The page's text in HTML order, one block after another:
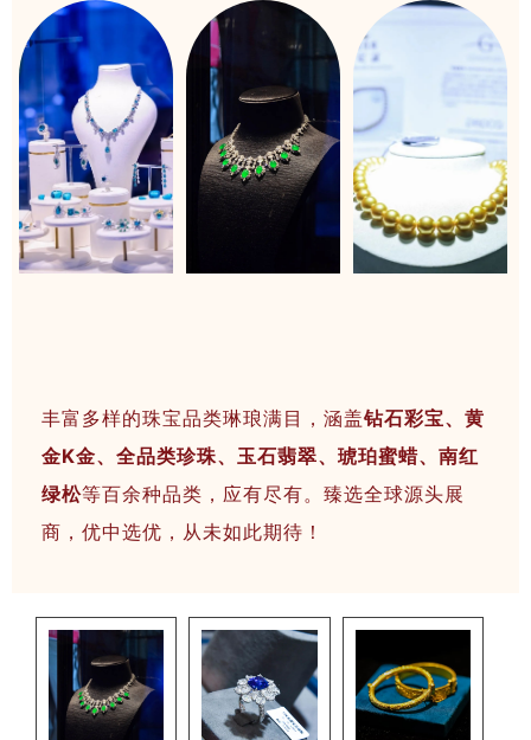
丰富多样的珠宝品类琳琅满目，涵盖钻石彩宝、黄
金K金、全品类珍珠、玉石翡翠、琥珀蜜蜡、南红
绿松等百余种品类，应有尽有。臻选全球源头展
商，优中选优，从未如此期待！